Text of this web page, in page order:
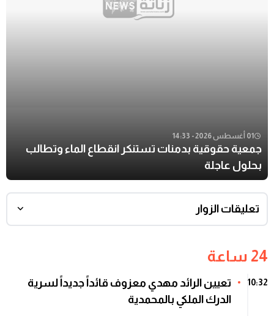
01 أغسطس 2026 - 14:33
جمعية حقوقية بدمنات تستنكر انقطاع الماء وتطالب
بحلول عاجلة
تعليقات الزوار
24 ساعة
10:32
تعيين الرائد مهدي معزوف قائداً جديداً لسرية
الدرك الملكي بالمحمدية